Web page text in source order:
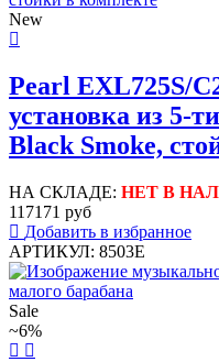
New
Pearl EXL725S/
установка из 5-
Black Smoke,
НА СКЛАДЕ: НЕТ В
117171 руб
Добавить в избранное
АРТИКУЛ: 8503E
Sale
~6%